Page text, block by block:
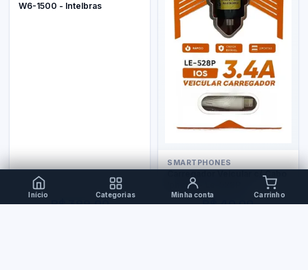
Início Categorias Minha conta Carrinho
W6-1500 - Intelbras
R$ 399,00
SMARTPHONES
Carregador Veicular c/ Cabo
Iphone - Le-528P
R$ 40,00